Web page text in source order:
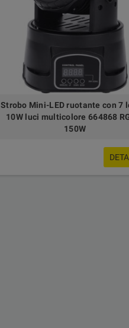
Strobo Mini-LED ruotante con 7
10W luci multicolore 664868
150W